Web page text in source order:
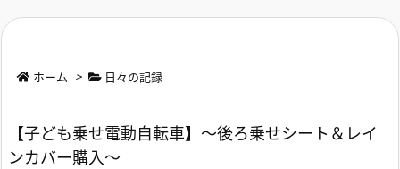
ホーム > 日々の記録
【子ども乗せ電動自転車】～後ろ乗せシート＆レイ
ンカバー購入～